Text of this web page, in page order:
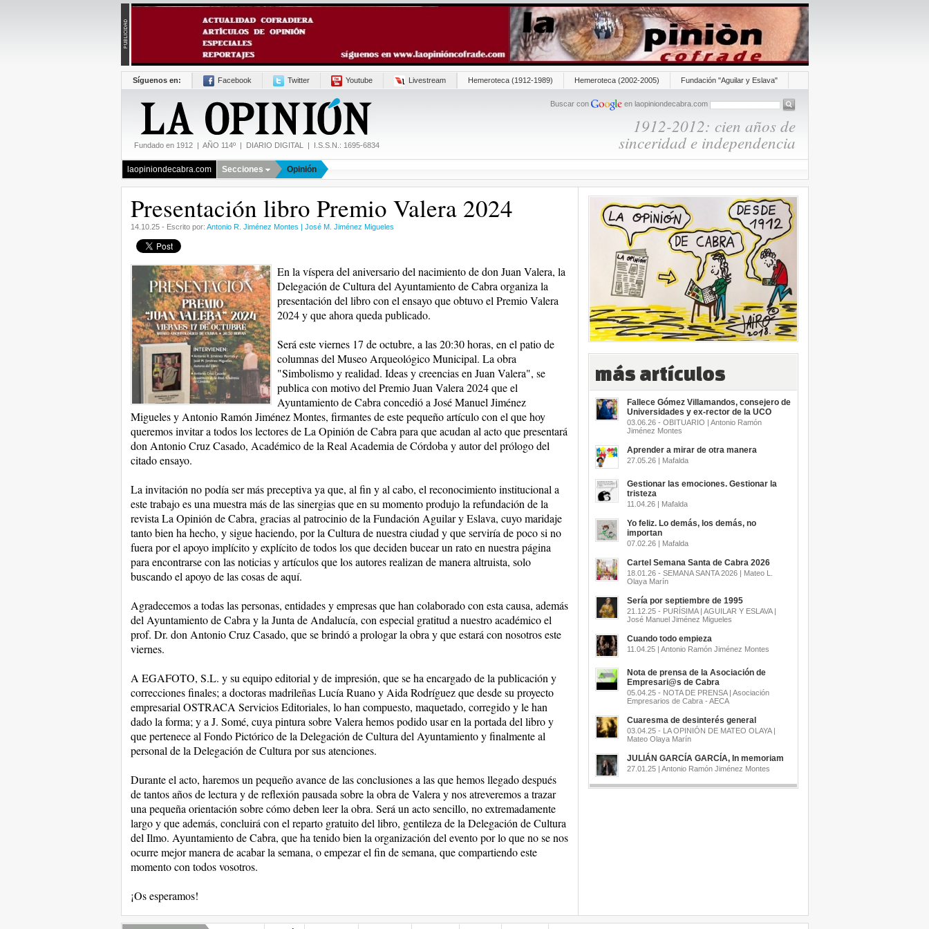
Síguenos en: Facebook Twitter Youtube Livestream Hemeroteca (1912-1989) Hemeroteca (2002-2005) Fundación "Aguilar y Eslava"
Fundado en 1912 | AÑO 114º | DIARIO DIGITAL | I.S.S.N.: 1695-6834
Buscar con en laopiniondecabra.com
1912-2012: cien años de
sinceridad e independencia
laopiniondecabra.com Secciones Opinión
Presentación libro Premio Valera 2024
14.10.25 - Escrito por: Antonio R. Jiménez Montes | José M. Jiménez Migueles
En la víspera del aniversario del nacimiento de don Juan Valera, la
Delegación de Cultura del Ayuntamiento de Cabra organiza la
presentación del libro con el ensayo que obtuvo el Premio Valera
2024 y que ahora queda publicado.
Será este viernes 17 de octubre, a las 20:30 horas, en el patio de
columnas del Museo Arqueológico Municipal. La obra
"Simbolismo y realidad. Ideas y creencias en Juan Valera", se
publica con motivo del Premio Juan Valera 2024 que el
Ayuntamiento de Cabra concedió a José Manuel Jiménez
Migueles y Antonio Ramón Jiménez Montes, firmantes de este pequeño artículo con el que hoy
queremos invitar a todos los lectores de La Opinión de Cabra para que acudan al acto que presentará
don Antonio Cruz Casado, Académico de la Real Academia de Córdoba y autor del prólogo del
citado ensayo.
La invitación no podía ser más preceptiva ya que, al fin y al cabo, el reconocimiento institucional a
este trabajo es una muestra más de las sinergias que en su momento produjo la refundación de la
revista La Opinión de Cabra, gracias al patrocinio de la Fundación Aguilar y Eslava, cuyo maridaje
tanto bien ha hecho, y sigue haciendo, por la Cultura de nuestra ciudad y que serviría de poco si no
fuera por el apoyo implícito y explícito de todos los que deciden bucear un rato en nuestra página
para encontrarse con las noticias y artículos que los autores realizan de manera altruista, solo
buscando el apoyo de las cosas de aquí.
Agradecemos a todas las personas, entidades y empresas que han colaborado con esta causa, además
del Ayuntamiento de Cabra y la Junta de Andalucía, con especial gratitud a nuestro académico el
prof. Dr. don Antonio Cruz Casado, que se brindó a prologar la obra y que estará con nosotros este
viernes.
A EGAFOTO, S.L. y su equipo editorial y de impresión, que se ha encargado de la publicación y
correcciones finales; a doctoras madrileñas Lucía Ruano y Aida Rodríguez que desde su proyecto
empresarial OSTRACA Servicios Editoriales, lo han compuesto, maquetado, corregido y le han
dado la forma; y a J. Somé, cuya pintura sobre Valera hemos podido usar en la portada del libro y
que pertenece al Fondo Pictórico de la Delegación de Cultura del Ayuntamiento y finalmente al
personal de la Delegación de Cultura por sus atenciones.
Durante el acto, haremos un pequeño avance de las conclusiones a las que hemos llegado después
de tantos años de lectura y de reflexión pausada sobre la obra de Valera y nos atreveremos a trazar
una pequeña orientación sobre cómo deben leer la obra. Será un acto sencillo, no extremadamente
largo y que además, concluirá con el reparto gratuito del libro, gentileza de la Delegación de Cultura
del Ilmo. Ayuntamiento de Cabra, que ha tenido bien la organización del evento por lo que no se nos
ocurre mejor manera de acabar la semana, o empezar el fin de semana, que compartiendo este
momento con todos vosotros.
¡Os esperamos!
más artículos
Fallece Gómez Villamandos, consejero de
Universidades y ex-rector de la UCO
03.06.26 - OBITUARIO | Antonio Ramón
Jiménez Montes
Aprender a mirar de otra manera
27.05.26 | Mafalda
Gestionar las emociones. Gestionar la
tristeza
11.04.26 | Mafalda
Yo feliz. Lo demás, los demás, no
importan
07.02.26 | Mafalda
Cartel Semana Santa de Cabra 2026
18.01.26 - SEMANA SANTA 2026 | Mateo L.
Olaya Marín
Sería por septiembre de 1995
21.12.25 - PURÍSIMA | AGUILAR Y ESLAVA |
José Manuel Jiménez Migueles
Cuando todo empieza
11.04.25 | Antonio Ramón Jiménez Montes
Nota de prensa de la Asociación de
Empresari@s de Cabra
05.04.25 - NOTA DE PRENSA | Asociación
Empresarios de Cabra - AECA
Cuaresma de desinterés general
03.04.25 - LA OPINIÓN DE MATEO OLAYA |
Mateo Olaya Marín
JULIÁN GARCÍA GARCÍA, In memoriam
27.01.25 | Antonio Ramón Jiménez Montes